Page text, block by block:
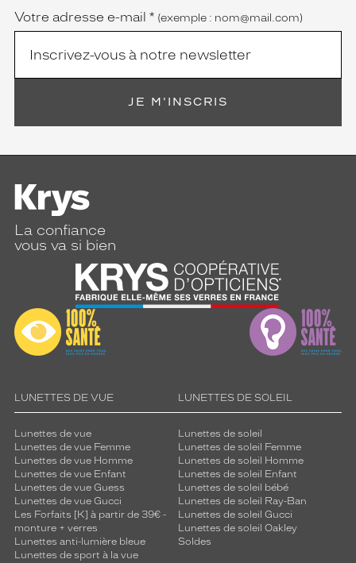
Votre adresse e-mail * (exemple : nom@mail.com)
JE M'INSCRIS
La confiance
vous va si bien
LUNETTES DE VUE
Lunettes de vue
Lunettes de vue Femme
Lunettes de vue Homme
Lunettes de vue Enfant
Lunettes de vue Guess
Lunettes de vue Gucci
Les Forfaits [K] à partir de 39€ -
monture + verres
Lunettes anti-lumière bleue
Lunettes de sport à la vue
LUNETTES DE SOLEIL
Lunettes de soleil
Lunettes de soleil Femme
Lunettes de soleil Homme
Lunettes de soleil Enfant
Lunettes de soleil bébé
Lunettes de soleil Ray-Ban
Lunettes de soleil Gucci
Lunettes de soleil Oakley
Soldes